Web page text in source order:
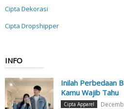
Cipta Dekorasi
Cipta Dropshipper
INFO
Inilah Perbedaan
Kamu Wajib Tahu
Cipta Apparel